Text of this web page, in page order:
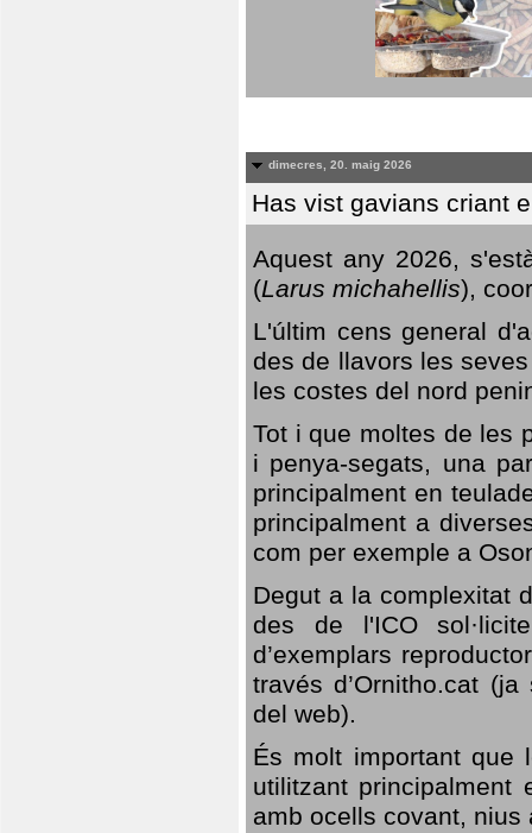
dimecres, 20. maig 2026
Has vist gavians criant
Aquest any 2026,
(Larus michahellis),
L'últim cens general
des de llavors les
les costes del nord
Tot i que moltes de les
i penya-segats, una
principalment en
principalment a
com per exemple a
Degut a la complexitat
des de l'ICO
d’exemplars
través d’Ornitho.cat
del web).
És molt important que
utilitzant
amb ocells covant,